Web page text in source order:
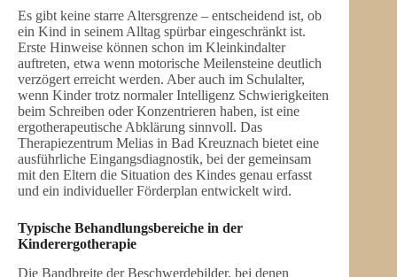
Es gibt keine starre Altersgrenze – entscheidend ist, ob
ein Kind in seinem Alltag spürbar eingeschränkt ist.
Erste Hinweise können schon im Kleinkindalter
auftreten, etwa wenn motorische Meilensteine deutlich
verzögert erreicht werden. Aber auch im Schulalter,
wenn Kinder trotz normaler Intelligenz Schwierigkeiten
beim Schreiben oder Konzentrieren haben, ist eine
ergotherapeutische Abklärung sinnvoll. Das
Therapiezentrum Melias in Bad Kreuznach bietet eine
ausführliche Eingangsdiagnostik, bei der gemeinsam
mit den Eltern die Situation des Kindes genau erfasst
und ein individueller Förderplan entwickelt wird.
Typische Behandlungsbereiche in der
Kinderergotherapie
Die Bandbreite der Beschwerdebilder, bei denen